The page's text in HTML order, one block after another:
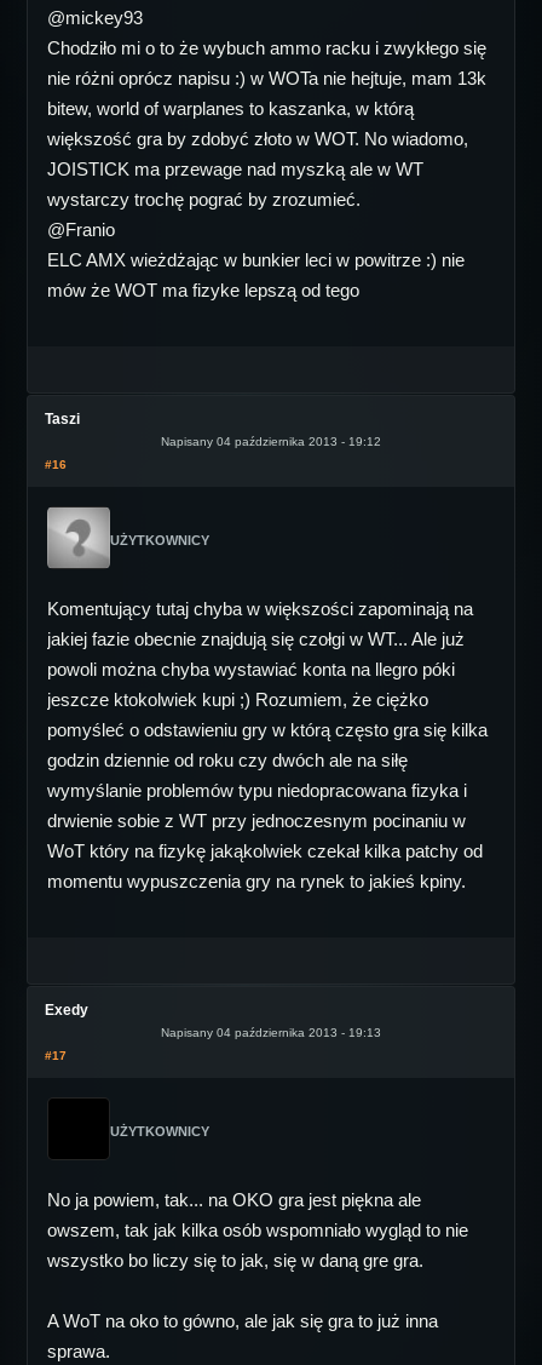
@mickey93
Chodziło mi o to że wybuch ammo racku i zwykłego się
nie różni oprócz napisu :) w WOTa nie hejtuje, mam 13k
bitew, world of warplanes to kaszanka, w którą
większość gra by zdobyć złoto w WOT. No wiadomo,
JOISTICK ma przewage nad myszką ale w WT
wystarczy trochę pograć by zrozumieć.
@Franio
ELC AMX wieżdżając w bunkier leci w powitrze :) nie
mów że WOT ma fizyke lepszą od tego
Taszi
Napisany 04 października 2013 - 19:12
#16
UŻYTKOWNICY
Komentujący tutaj chyba w większości zapominają na
jakiej fazie obecnie znajdują się czołgi w WT... Ale już
powoli można chyba wystawiać konta na llegro póki
jeszcze ktokolwiek kupi ;) Rozumiem, że ciężko
pomyśleć o odstawieniu gry w którą często gra się kilka
godzin dziennie od roku czy dwóch ale na siłę
wymyślanie problemów typu niedopracowana fizyka i
drwienie sobie z WT przy jednoczesnym pocinaniu w
WoT który na fizykę jakąkolwiek czekał kilka patchy od
momentu wypuszczenia gry na rynek to jakieś kpiny.
Exedy
Napisany 04 października 2013 - 19:13
#17
UŻYTKOWNICY
No ja powiem, tak... na OKO gra jest piękna ale
owszem, tak jak kilka osób wspomniało wygląd to nie
wszystko bo liczy się to jak, się w daną gre gra.
A WoT na oko to gówno, ale jak się gra to już inna
sprawa.